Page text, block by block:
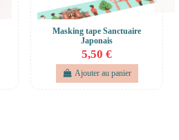
Masking tape Sanctuaire
Japonais
5,50 €
Ajouter au panier